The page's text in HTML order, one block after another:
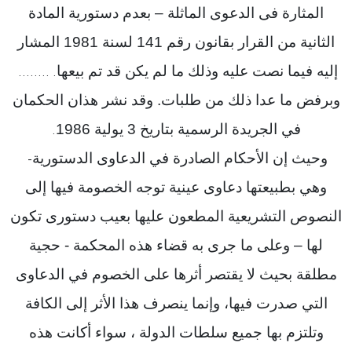
المثارة فى الدعوى الماثلة – بعدم دستورية المادة
الثانية من القرار بقانون رقم 141 لسنة 1981 المشار
إليه فيما نصت عليه وذلك ما لم يكن قد تم بيعها........ .
وبرفض ما عدا ذلك من طلبات. وقد نشر هذان الحكمان
في الجريدة الرسمية بتاريخ 3 يولية 1986
.
وحيث إن الأحكام الصادرة في الدعاوى الدستورية–
وهي بطبيعتها دعاوى عينية توجه الخصومة فيها إلى
النصوص التشريعية المطعون عليها بعيب دستورى تكون
لها – وعلى ما جرى به قضاء هذه المحكمة - حجية
مطلقة بحيث لا يقتصر أثرها على الخصوم في الدعاوى
التي صدرت فيها، وإنما ينصرف هذا الأثر إلى الكافة
وتلتزم بها جميع سلطات الدولة ، سواء أكانت هذه